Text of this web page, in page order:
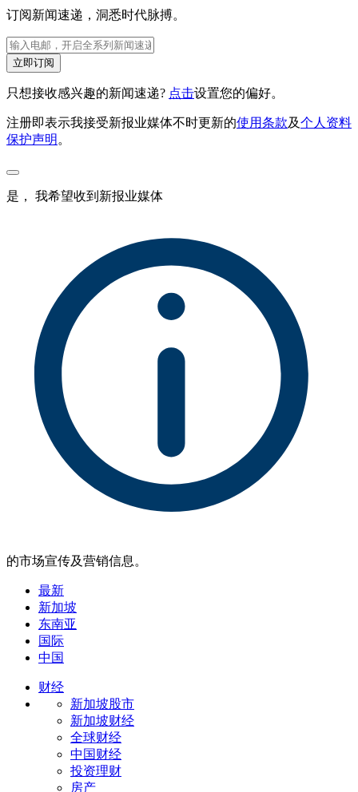
订阅新闻速递，洞悉时代脉搏。
立即订阅
只想接收感兴趣的新闻速递? 点击设置您的偏好。
注册即表示我接受新报业媒体不时更新的使用条款及个人资料
保护声明 。
是， 我希望收到新报业媒体
的市场宣传及营销信息。
最新
新加坡
东南亚
国际
中国
财经
新加坡股市
新加坡财经
全球财经
中国财经
投资理财
房产